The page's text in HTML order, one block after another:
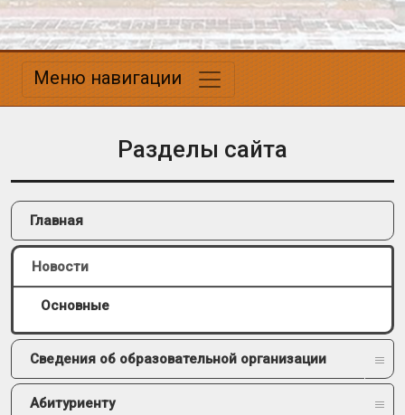
Меню навигации
Разделы сайта
Главная
Новости
Основные
Сведения об образовательной организации
Абитуриенту